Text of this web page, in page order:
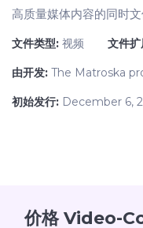
高质量媒体内容的同时文
文件类型: 视频 文件
由开发: The Matroska
初始发行: December 6,
价格 Video-